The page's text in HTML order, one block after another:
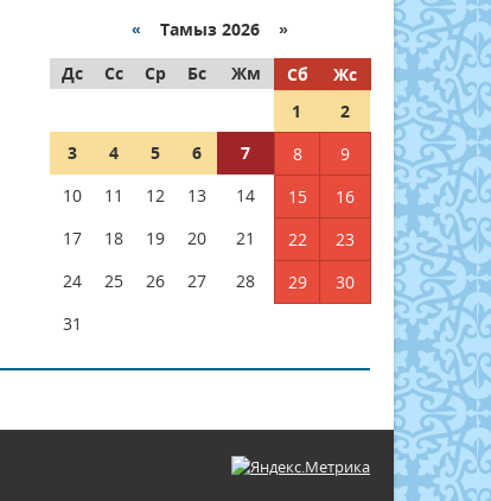
« Тамыз 2026 »
Дс
Сс Ср Бс Жм Сб
Жс
1
2
3
4 5 6 7 8
9
10
11 12 13 14 15
16
17
18 19 20 21 22
23
24
25 26 27 28 29
30
31